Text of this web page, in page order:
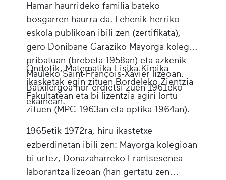
Hamar haurrideko familia bateko
bosgarren haurra da. Lehenik herriko
eskola publikoan ibili zen (zertifikata),
gero Donibane Garaziko Mayorga kolegio
pribatuan (brebeta 1958an) eta azkenik
Mauleko Saint-François-Xavier lizeoan.
Batxilergoa hor erdietsi zuen 1961eko
ekainean.
Ondotik, Matematika-Fisika-Kimika
ikasketak egin zituen Bordeleko Zientzia
Fakultatean eta bi lizentzia agiri lortu
zituen (MPC 1963an eta optika 1964an).
1965etik 1972ra, hiru ikastetxe
ezberdinetan ibili zen: Mayorga kolegioan
bi urtez, Donazaharreko Frantsesenea
laborantza lizeoan (han gertatu zen